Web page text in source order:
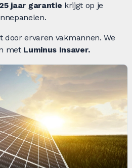
25 jaar garantie krijgt op je
door ervaren vakmannen. We
met Luminus Insaver.